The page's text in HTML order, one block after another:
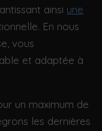
ainsi une
En nous
vous
et adaptée à
un maximum de
les dernières